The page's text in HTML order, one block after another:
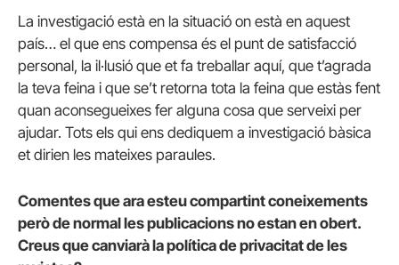
La investigació està en la situació on està en aquest
país… el que ens compensa és el punt de satisfacció
personal, la il·lusió que et fa treballar aquí, que t’agrada
la teva feina i que se’t retorna tota la feina que estàs fent
quan aconsegueixes fer alguna cosa que serveixi per
ajudar. Tots els qui ens dediquem a investigació bàsica
et dirien les mateixes paraules.
Comentes que ara esteu compartint coneixements
però de normal les publicacions no estan en obert.
Creus que canviarà la política de privacitat de les